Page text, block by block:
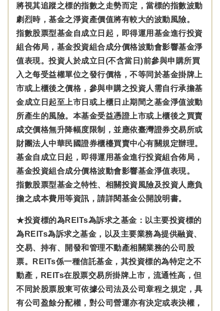
將視其追蹤之標的指數之走勢而定，當標的指數波動
劇烈時，基金之淨資產價值將有較大的波動風險。
指數股票型基金自成立日起，即得運用基金進行投資
組合佈局，基金投資組合成分價格波動會影響基金淨
值表現。投資人於成立日(不含當日)前參與申購所買
入之每受益權單位之發行價格，不等同於基金掛牌上
市或上櫃後之價格，參與申購之投資人需自行承擔基
金成立日起至上市日或上櫃日止期間之基金淨值波動
所產生的風險。本基金受益憑證上市或上櫃後之買賣
成交價格無升降幅度限制，並應依臺灣證券交易所或
財團法人中華民國證券櫃檯買賣中心有關規定辦理。
基金自成立日起，即得運用基金進行投資組合佈局，
基金投資組合成分價格波動會影響基金淨值表現。
指數股票型基金之特性、相關投資風險及投資人應負
擔之成本費用等資訊，請詳閱基金公開說明書。
★投資標的為REITs為訴求之基金：以主要投資標的
為REITs為訴求之基金，以及主要業務為提供融資、
交易、持有、開發和管理不動產相關業務的公司股
票。REITs係一種信託基金，其投資標的為特定之不
動產，REITs在股票交易所掛牌上市，流通性高，但
不同於股票股東可依據公司法及公司章程之規定，具
有公司盈餘分配權，對公司營運亦有決定或表決權，